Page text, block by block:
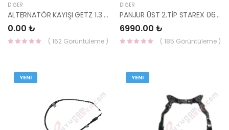
DIĞER
ALTERNATÖR KAYIŞI GETZ 1.3 4PK0900 0-DAYCO
0.00 ₺
( 162 Görüntüleme )
DIĞER
PANJUR ÜST 2.TİP STAREX 06> 86565-4A511-HMC
6990.00 ₺
( 185 Görüntüleme )
YENI YENI